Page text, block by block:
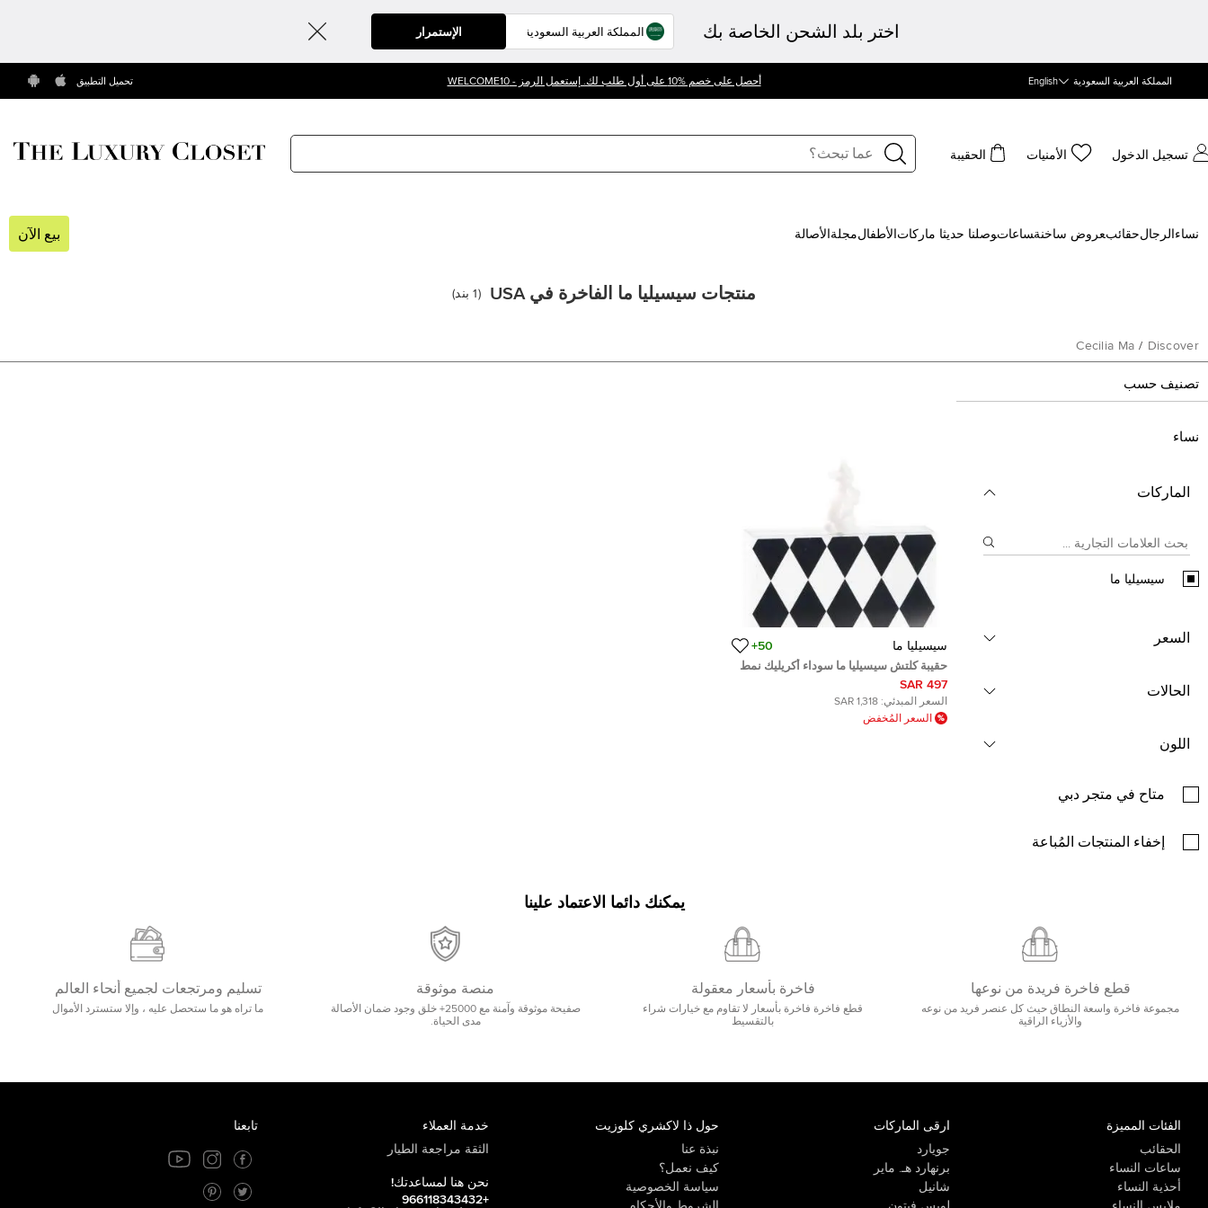
اختر بلد الشحن الخاصة بك الإستمرار
المملكة العربية السعودية English أحصل على خصم %10 على أول طلب لك. إستعمل الرمز - WELCOME10 تحميل التطبيق
تسجيل الدخول الأمنيات الحقيبة
نساء الرجالحقائب‍عروض ساخنة‍ساعات‍وصلنا حديثا ‍ ماركات الأطفالمجلة الأصالة بيع الآن
منتجات سيسيليا ما الفاخرة في USA (
1 بند)
Discover
/
Cecilia Ma
تصنيف حسب
نساء
الماركات
سيسيليا ما
السعر
الحالات
اللون
متاح في متجر دبي
إخفاء المنتجات المُباعة
سيسيليا ما 50+
حقيبة كلتش سيسيليا ما سوداء أكريليك نمط
ماسي رابيت بوكس
497 SAR
السعر المبدئي: 1,318 SAR
السعر المُخفض
يمكنك دائما الاعتماد علينا
قطع فاخرة فريدة من نوعها
مجموعة فاخرة واسعة النطاق حيث كل عنصر فريد من نوعه
والأزياء الراقية
فاخرة بأسعار معقولة
قطع فاخرة فاخرة بأسعار لا تقاوم مع خيارات شراء
بالتقسيط
منصة موثوقة
صفيحة موثوقة وآمنة مع 25000+ خلق وجود ضمان الأصالة
مدى الحياة.
تسليم ومرتجعات لجميع أنحاء العالم
ما تراه هو ما ستحصل عليه ، وإلا ستسترد الأموال
الفئات المميزة
الحقائب
ساعات النساء
أحذية النساء
ارقى الماركات
جويارد
برنهارد هـ. ماير
شانيل
حول ذا لاكشري كلوزيت
نبذة عنا
كيف نعمل؟
سياسة الخصوصية
خدمة العملاء
الثقة مراجعة الطيار
نحن هنا لمساعدتك!
+966118343432
تابعنا